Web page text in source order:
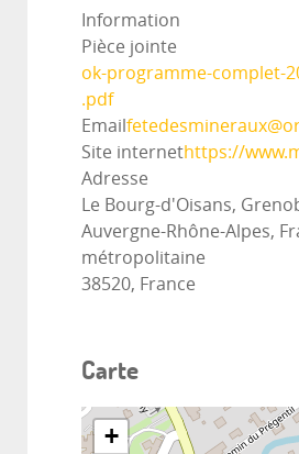
Information
Pièce jointe
ok-programme-complet-
.pdf
Email
Site internethttps://
Adresse
Le Bourg-d'Oisans,
Auvergne-Rhône-Alpes,
métropolitaine
38520, France
Carte
+